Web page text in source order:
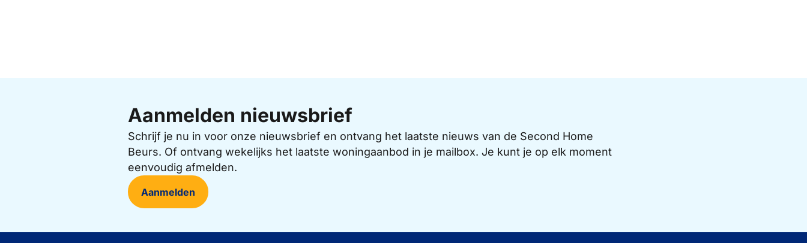
Aanmelden nieuwsbrief
Schrijf je nu in voor onze nieuwsbrief en ontvang het laatste nieuws van de Second Home
Beurs. Of ontvang wekelijks het laatste woningaanbod in je mailbox. Je kunt je op elk moment
eenvoudig afmelden.
Aanmelden